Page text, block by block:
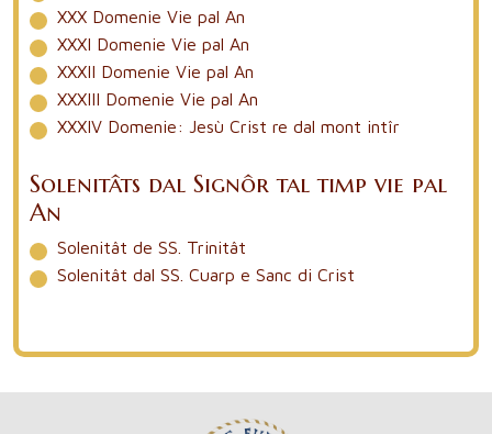
XXX Domenie Vie pal An
XXXI Domenie Vie pal An
XXXII Domenie Vie pal An
XXXIII Domenie Vie pal An
XXXIV Domenie: Jesù Crist re dal mont intîr
Solenitâts dal Signôr tal timp vie pal
An
Solenitât de SS. Trinitât
Solenitât dal SS. Cuarp e Sanc di Crist